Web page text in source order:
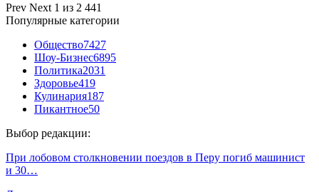
Prev Next 1 из 2 441
Популярные категории
Общество7427
Шоу-Бизнес6895
Политика2031
Здоровье419
Кулинария187
Пикантное50
Выбор редакции:
При лобовом столкновении поездов в Перу погиб машинист
и 30…